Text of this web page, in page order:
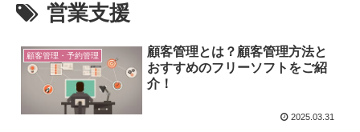
営業支援
顧客管理・予約管理
顧客管理とは？顧客管理方法と
おすすめのフリーソフトをご紹
介！
2025.03.31